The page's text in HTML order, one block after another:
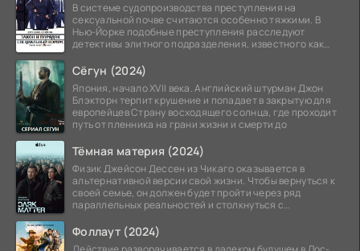
В системе судопроизводства преступления на
сексуальной почве считаются особенно тяжкими. В
Нью-Йорке подобные преступления расследуют
детективы элитного подразделения, известного как
Сёгун (2024)
Япония, начало XVII века. Английский штурман Джон
Блэкторн терпит крушение и попадает в закрытую для
европейцев Страну восходящего солнца, где проходит
путь от пленника на грани жизни и смерти до
Тёмная материя (2024)
Физик Джейсон Дессен из Чикаго оказывается в
альтернативной версии свой жизни. Чтобы вернуться к
своей семье, он должен будет пройти через ряд
параллельных реальностей и столкнуться с
Фоллаут (2024)